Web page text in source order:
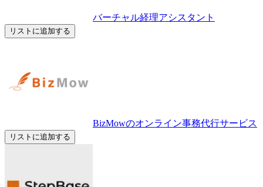
バーチャル経理アシスタント
リストに追加する
BizMowのオンライン事務代行サービス
リストに追加する